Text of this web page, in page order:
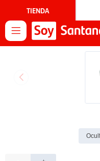
TIENDA
